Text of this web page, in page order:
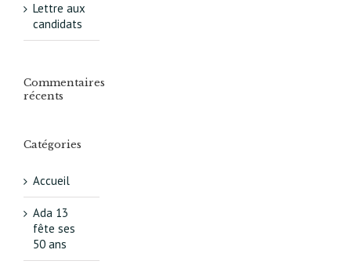
Lettre aux
candidats
Commentaires
récents
Catégories
Accueil
Ada 13
fête ses
50 ans